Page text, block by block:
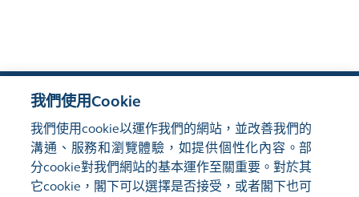
網站地圖
關注我們:
我們使用Cookie
我們使用cookie以運作我們的網站，並改善我們的
溝通、服務和瀏覽體驗，如提供個性化內容。部
分cookie對我們網站的基本運作至關重要。對於其
它cookie，閣下可以選擇是否接受，或者閣下也可